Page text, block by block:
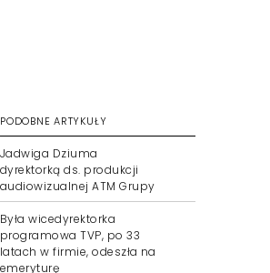
PODOBNE ARTYKUŁY
Jadwiga Dziuma
dyrektorką ds. produkcji
audiowizualnej ATM Grupy
Była wicedyrektorka
programowa TVP, po 33
latach w firmie, odeszła na
emeryturę